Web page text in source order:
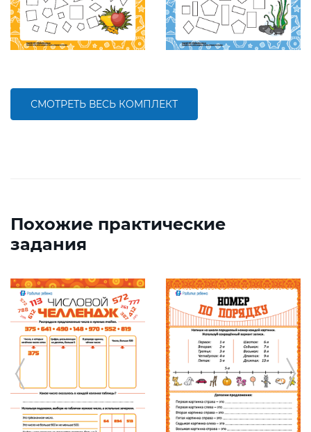
СМОТРЕТЬ ВЕСЬ КОМПЛЕКТ
Похожие практические
задания